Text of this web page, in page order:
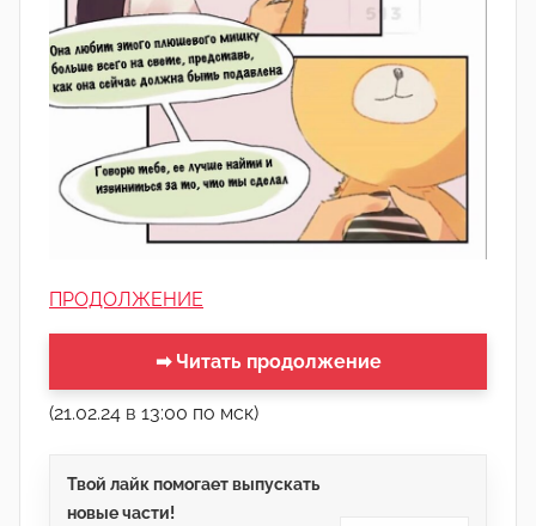
ПРОДОЛЖЕНИЕ
➡ Читать продолжение
(21.02.24 в 13:00 по мск)
Твой лайк помогает выпускать
новые части!